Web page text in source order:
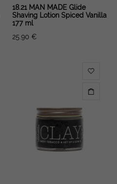
18.21 MAN MADE Glide
Shaving Lotion Spiced Vanilla
177 ml
25.90 €